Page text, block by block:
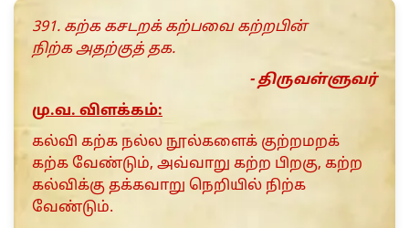
391. கற்க கசடறக் கற்பவை கற்றபின்
நிற்க அதற்குத் தக.
- திருவள்ளுவர்
மு.வ. விளக்கம்:
கல்வி கற்க நல்ல நூல்களைக் குற்றமறக்
கற்க வேண்டும், அவ்வாறு கற்ற பிறகு, கற்ற
கல்விக்கு தக்கவாறு நெறியில் நிற்க
வேண்டும்.